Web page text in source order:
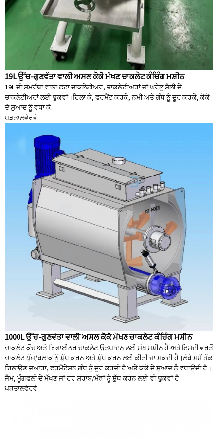
19L ਉੱਚ-ਗੁਣਵੱਤਾ ਵਾਲੀ ਅਸਲ ਕੋਕੋ ਮੱਖਣ ਚਾਕਲੇਟ ਕੰਚਿੰਗ ਮਸ਼ੀਨ
19L ਦੀ ਸਮਰੱਥਾ ਵਾਲਾ ਛੋਟਾ ਚਾਕਲੇਟੀਅਰ, ਚਾਕਲੇਟੀਅਰਾਂ ਜਾਂ ਘਰੇਲੂ ਸ਼ੈਲੀ ਦੇ
ਚਾਕਲੇਟੀਅਰਾਂ ਲਈ ਢੁਕਵਾਂ।ਹਿਲਾ ਕੇ, ਫਰਮੈਂਟ ਕਰਕੇ, ਨਮੀ ਅਤੇ ਗੰਧ ਨੂੰ ਦੂਰ ਕਰਕੇ, ਕੋਕੋ
ਦੇ ਸੁਆਦ ਨੂੰ ਵਧਾ ਕੇ।
ਪੜਤਾਲਵੇਰਵੇ
1000L ਉੱਚ-ਗੁਣਵੱਤਾ ਵਾਲੀ ਅਸਲ ਕੋਕੋ ਮੱਖਣ ਚਾਕਲੇਟ ਕੰਚਿੰਗ ਮਸ਼ੀਨ
ਚਾਕਲੇਟ ਕੋਂਚ ਅਤੇ ਰਿਫਾਈਨਰ ਚਾਕਲੇਟ ਉਤਪਾਦਨ ਲਈ ਮੁੱਖ ਮਸ਼ੀਨ ਹੈ ਅਤੇ ਇਸਦੀ ਵਰਤੋਂ
ਚਾਕਲੇਟ ਪੁੰਜ/ਬਲਾਕ ਨੂੰ ਸ਼ੁੱਧ ਕਰਨ ਅਤੇ ਸ਼ੁੱਧ ਕਰਨ ਲਈ ਕੀਤੀ ਜਾ ਸਕਦੀ ਹੈ।ਲੰਬੇ ਸਮੇਂ ਤੱਕ
ਹਿਲਾਉਣ ਦੁਆਰਾ, ਫਰਮੈਂਟੇਸ਼ਨ ਗੰਧ ਨੂੰ ਦੂਰ ਕਰਦੀ ਹੈ ਅਤੇ ਕੋਕੋ ਦੇ ਸੁਆਦ ਨੂੰ ਵਧਾਉਂਦੀ ਹੈ।
ਜੈਮ, ਮੂੰਗਫਲੀ ਦੇ ਮੱਖਣ ਜਾਂ ਹੋਰ ਸ਼ਰਾਬ/ਮੱਝਾਂ ਨੂੰ ਸ਼ੁੱਧ ਕਰਨ ਲਈ ਵੀ ਢੁਕਵਾਂ ਹੈ।
ਪੜਤਾਲਵੇਰਵੇ